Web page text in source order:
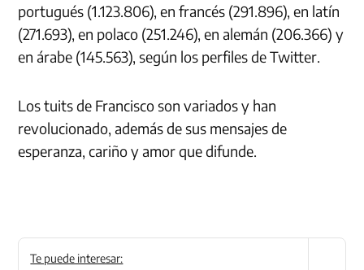
portugués (1.123.806), en francés (291.896), en latín
(271.693), en polaco (251.246), en alemán (206.366) y
en árabe (145.563), según los perfiles de Twitter.
Los tuits de Francisco son variados y han
revolucionado, además de sus mensajes de
esperanza, cariño y amor que difunde.
Te puede interesar: